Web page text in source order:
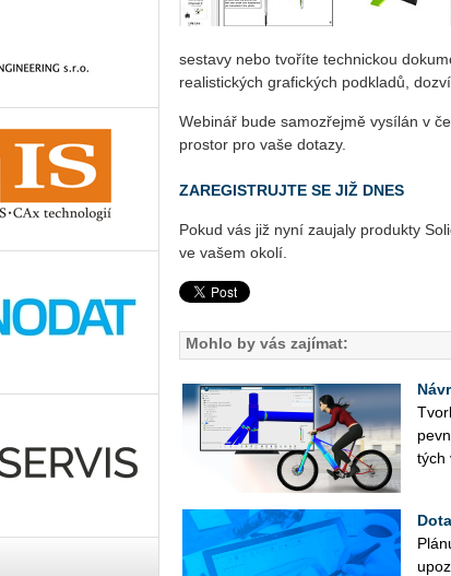
sestavy nebo tvoříte technickou
rea­li­sti­c­kých grafických podkladů,
Webinář bude samozřejmě vysílán v
prostor pro vaše dotazy.
ZAREGISTRUJTE SE JIŽ DNES
Pokud vás již nyní zaujaly produkty
ve vašem okolí.
Mohlo by vás zajímat:
tých